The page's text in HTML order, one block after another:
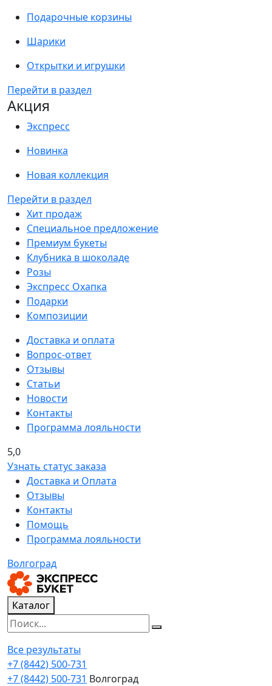
Подарочные корзины
Шарики
Открытки и игрушки
Перейти в раздел
Акция
Экспресс
Новинка
Новая коллекция
Перейти в раздел
Хит продаж
Специальное предложение
Премиум букеты
Клубника в шоколаде
Розы
Экспресс Охапка
Подарки
Композиции
Доставка и оплата
Вопрос-ответ
Отзывы
Статьи
Новости
Контакты
Программа лояльности
5,0
Узнать статус заказа
Доставка и Оплата
Отзывы
Контакты
Помощь
Программа лояльности
Волгоград
Каталог
Все результаты
+7 (8442) 500-731
+7 (8442) 500-731 Волгоград